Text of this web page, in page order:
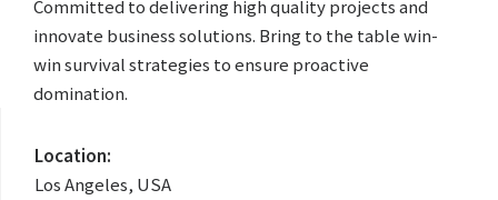
Committed to delivering high quality projects and
innovate business solutions. Bring to the table win-
win survival strategies to ensure proactive
domination.
Location:
Los Angeles, USA